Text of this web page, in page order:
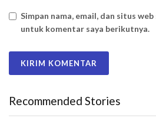
Simpan nama, email, dan situs
untuk komentar saya berikutnya.
Recommended Stories